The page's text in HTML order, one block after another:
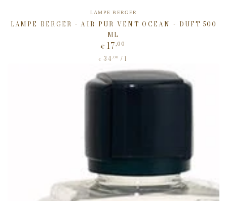
Verkäufer/in:
LAMPE BERGER
LAMPE BERGER - AIR PUR VENT OCEAN - DUFT 500
ML
Regulärer
Preis
€ 17,00
Stückpreis
€ 34,00 / pro
l